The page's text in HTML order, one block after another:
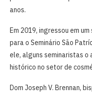
anos.
Em 2019, ingressou em
para o Seminário São
ele, alguns seminaristas o
histórico no setor de
Dom Joseph V. Brennan,